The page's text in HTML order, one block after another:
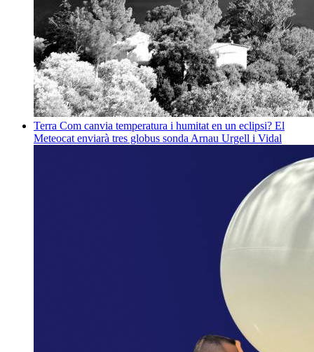
Terra Com canvia temperatura i humitat en un eclipsi? El
Meteocat enviarà tres globus sonda Arnau Urgell i Vidal